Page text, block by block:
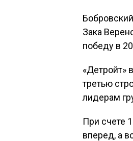
Зака
победу в
«Детройт»
третью
лидерам
При счете
вперед, а